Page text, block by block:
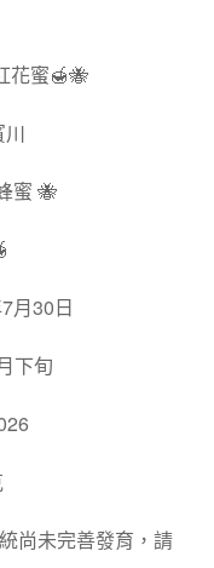
花蜜🍯🐝
川
蜜 🐝
7月30日
下旬
尚未完善發育，請